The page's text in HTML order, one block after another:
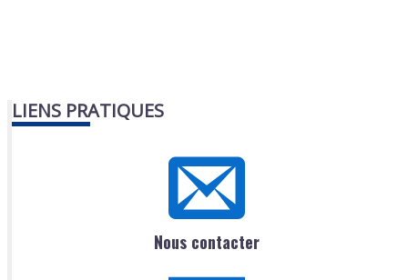
LIENS PRATIQUES
Nous contacter